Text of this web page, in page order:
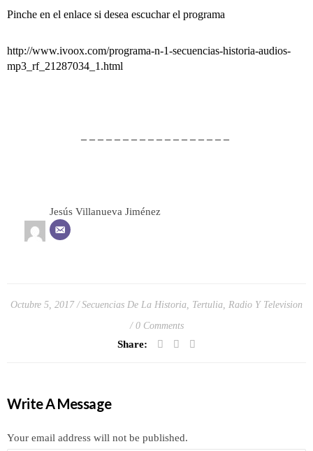
Pinche en el enlace si desea escuchar el programa
http://www.ivoox.com/programa-n-1-secuencias-historia-audios-
mp3_rf_21287034_1.html
– – – – – – – – – – – – – – – – – –
Jesús Villanueva Jiménez
Octubre 5, 2017 Secuencias De La Historia Tertulia, Radio Y Television
0 Comments
Share:
Write A Message
Your email address will not be published.